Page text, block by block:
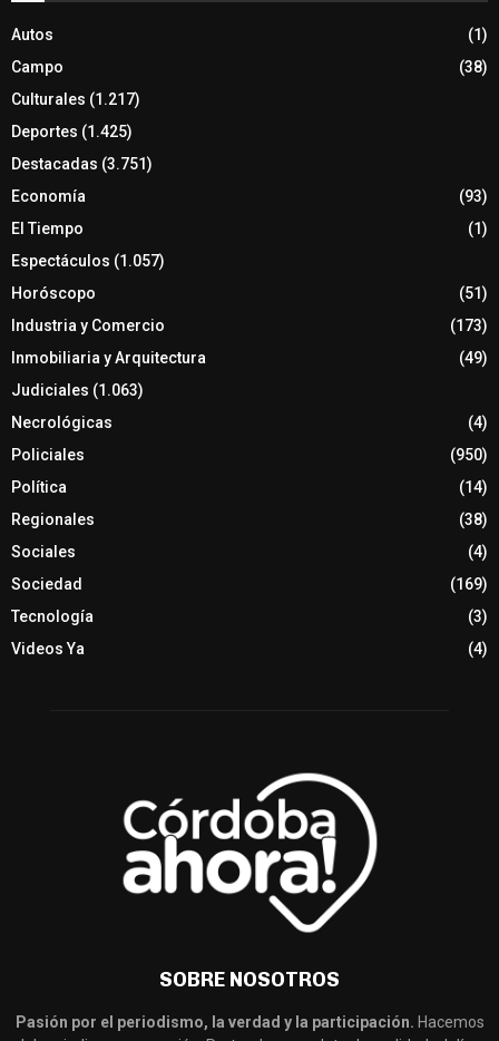
Autos
(1)
Campo
(38)
Culturales (1.217)
Deportes (1.425)
Destacadas (3.751)
Economía
(93)
El Tiempo
(1)
Espectáculos (1.057)
Horóscopo
(51)
Industria y Comercio
(173)
Inmobiliaria y Arquitectura
(49)
Judiciales (1.063)
Necrológicas
(4)
Policiales
(950)
Política
(14)
Regionales
(38)
Sociales
(4)
Sociedad
(169)
Tecnología
(3)
Videos Ya
(4)
SOBRE NOSOTROS
Pasión por el periodismo, la verdad y la participación. Hacemos